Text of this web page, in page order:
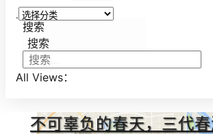
.
搜索
搜索
All Views：
不可辜负的春天，三代